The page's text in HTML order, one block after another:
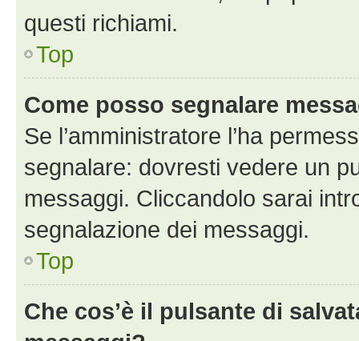
questi richiami.
Top
Come posso segnalare
Se l’amministratore l’ha
segnalare: dovresti vedere un
messaggi. Cliccandolo sarai
segnalazione dei messaggi.
Top
Che cos’è il pulsante di